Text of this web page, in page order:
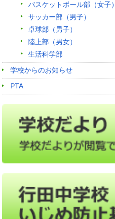
バスケットボール部（女子）
サッカー部（男子）
卓球部（男子）
陸上部（男女）
生活科学部
学校からのお知らせ
PTA